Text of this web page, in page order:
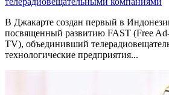
В Джакарте создан первый в
посвященный развитию FAST (Free
TV), объединивший
технологические предприятия...